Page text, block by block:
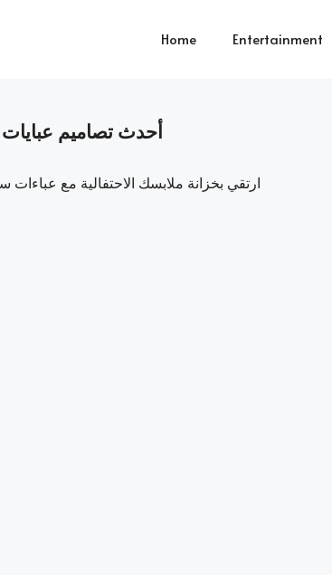
Home Entertainment
أحدث تصاميم عبايات
ارتقي بخزانة ملابسك الاحتفالية مع عباءات